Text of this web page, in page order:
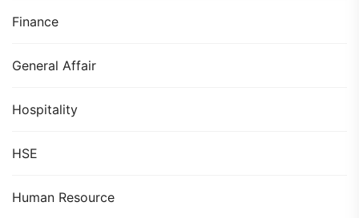
Finance
General Affair
Hospitality
HSE
Human Resource